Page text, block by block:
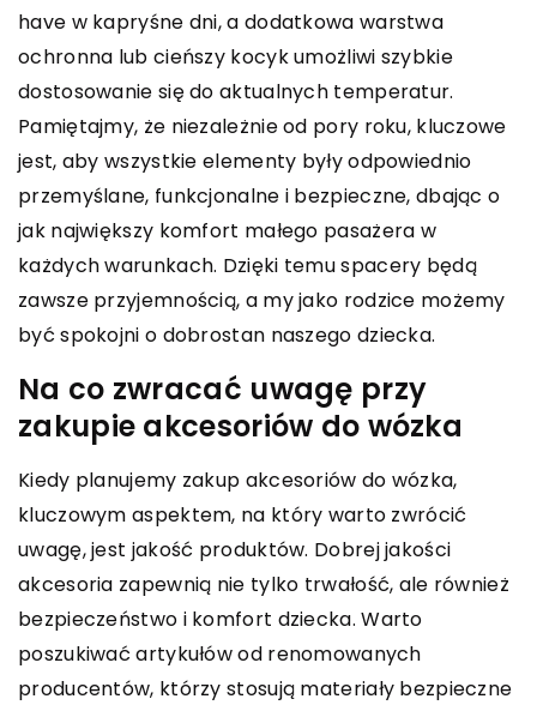
have w kapryśne dni, a dodatkowa warstwa
ochronna lub cieńszy kocyk umożliwi szybkie
dostosowanie się do aktualnych temperatur.
Pamiętajmy, że niezależnie od pory roku, kluczowe
jest, aby wszystkie elementy były odpowiednio
przemyślane, funkcjonalne i bezpieczne, dbając o
jak największy komfort małego pasażera w
każdych warunkach. Dzięki temu spacery będą
zawsze przyjemnością, a my jako rodzice możemy
być spokojni o dobrostan naszego dziecka.
Na co zwracać uwagę przy
zakupie akcesoriów do wózka
Kiedy planujemy zakup akcesoriów do wózka,
kluczowym aspektem, na który warto zwrócić
uwagę, jest jakość produktów. Dobrej jakości
akcesoria zapewnią nie tylko trwałość, ale również
bezpieczeństwo i komfort dziecka. Warto
poszukiwać artykułów od renomowanych
producentów, którzy stosują materiały bezpieczne